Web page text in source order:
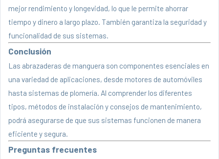
mejor rendimiento y longevidad, lo que le permite ahorrar
tiempo y dinero a largo plazo. También garantiza la seguridad y
funcionalidad de sus sistemas.
Conclusión
Las abrazaderas de manguera son componentes esenciales en
una variedad de aplicaciones, desde motores de automóviles
hasta sistemas de plomería. Al comprender los diferentes
tipos, métodos de instalación y consejos de mantenimiento,
podrá asegurarse de que sus sistemas funcionen de manera
eficiente y segura.
Preguntas frecuentes